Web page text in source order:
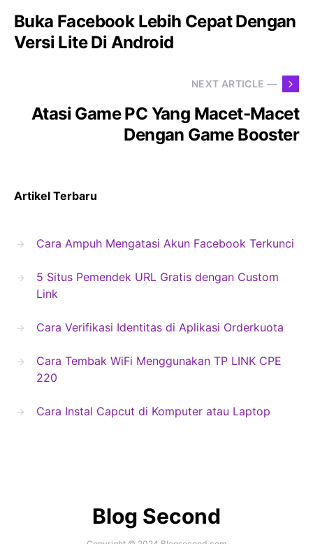
Buka Facebook Lebih Cepat Dengan
Versi Lite Di Android
NEXT ARTICLE —
Atasi Game PC Yang Macet-Macet
Dengan Game Booster
Artikel Terbaru
Cara Ampuh Mengatasi Akun Facebook Terkunci
5 Situs Pemendek URL Gratis dengan Custom
Link
Cara Verifikasi Identitas di Aplikasi Orderkuota
Cara Tembak WiFi Menggunakan TP LINK CPE
220
Cara Instal Capcut di Komputer atau Laptop
Blog Second